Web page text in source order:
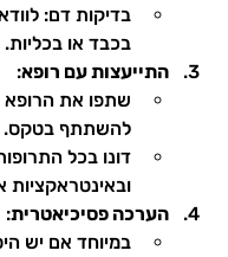
בדיקות דם:
בכבד או בכליות.
התייעצות עם רופא:
שתפו את הרופא
להשתתף בטקס.
דונו בכל
ובאינטראקציות
הערכה פסיכיאטרית:
במיוחד אם יש